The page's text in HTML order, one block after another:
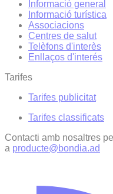
Informació general
Informació turística
Associacions
Centres de salut
Telèfons d'interès
Enllaços d'interés
Tarifes
Tarifes publicitat
Tarifes classificats
Contacti amb nosaltres
a producte@bondia.ad